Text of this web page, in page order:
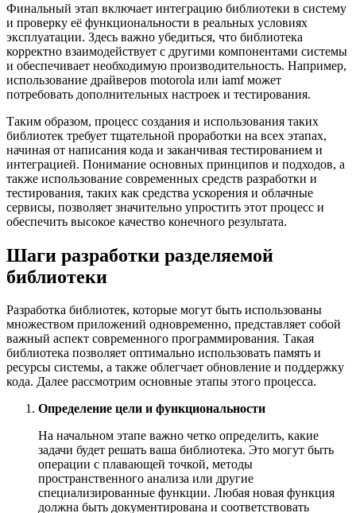
Финальный этап включает интеграцию библиотеки в систему
и проверку её функциональности в реальных условиях
эксплуатации. Здесь важно убедиться, что библиотека
корректно взаимодействует с другими компонентами системы
и обеспечивает необходимую производительность. Например,
использование драйверов motorola или iamf может
потребовать дополнительных настроек и тестирования.
Таким образом, процесс создания и использования таких
библиотек требует тщательной проработки на всех этапах,
начиная от написания кода и заканчивая тестированием и
интеграцией. Понимание основных принципов и подходов, а
также использование современных средств разработки и
тестирования, таких как средства ускорения и облачные
сервисы, позволяет значительно упростить этот процесс и
обеспечить высокое качество конечного результата.
Шаги разработки разделяемой
библиотеки
Разработка библиотек, которые могут быть использованы
множеством приложений одновременно, представляет собой
важный аспект современного программирования. Такая
библиотека позволяет оптимально использовать память и
ресурсы системы, а также облегчает обновление и поддержку
кода. Далее рассмотрим основные этапы этого процесса.
Определение цели и функциональности
На начальном этапе важно четко определить, какие
задачи будет решать ваша библиотека. Это могут быть
операции с плавающей точкой, методы
пространственного анализа или другие
специализированные функции. Любая новая функция
должна быть документирована и соответствовать